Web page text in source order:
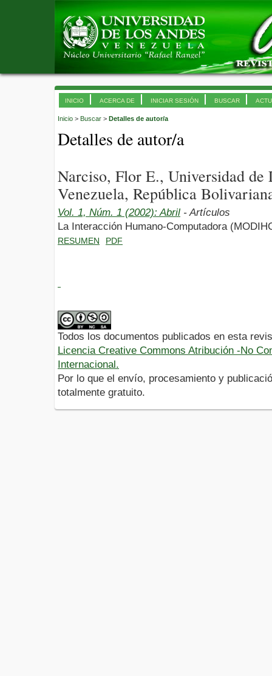
INICIO ACERCA DE INICIAR SESIÓN BUSCAR
Inicio > Buscar > Detalles de autor/a
Detalles de autor/a
Narciso, Flor E., Universidad
Venezuela, República
Vol. 1, Núm. 1 (2002): Abril - Artículos
La Interacción Humano-Computadora
RESUMEN PDF
Todos los documentos publicados en esta
Licencia Creative Commons Atribución -No
Internacional.
Por lo que el envío, procesamiento y
totalmente gratuito.